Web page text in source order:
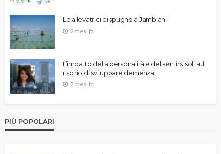
Le allevatrici di spugne a Jambiani
2 mesi fa
L’impatto della personalità e del sentirsi soli sul
rischio di sviluppare demenza
2 mesi fa
PIÙ POPOLARI